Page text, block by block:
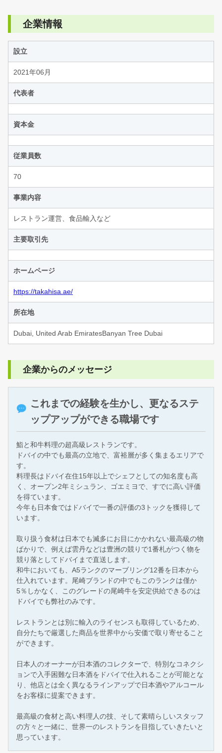
企業情報
設立
2021年06月
代表者
資本金
従業員数
70
事業内容
レストラン運営、食品輸入など
主要取引先
ホームページ
https://takahisa.ae/
所在地
Dubai, United Arab EmiratesBanyan Tree Dubai
企業からのメッセージ
これまでの経験を生かし、更なるステ
ップアップができる職場です
鮨と和牛料理の超高級レストランです。
ドバイの中でも最高の立地で、富裕層が多く集まるエリアで
す。
料理長はドバイ在住15年以上でシェフとしての知名度も高
く、オープン2年ミシュラン、ゴエミヨで、すでに高い評価
を得ています。
今年も日本食ではドバイで一番の評価の3トックを獲得して
います。
取り扱う食材は日本でも滅多にお目にかかれない最高級の物
ばかりで、例えば雲丹などは豊洲の競りで1番札がつく物を
競り落としてドバイまで直送します。
和牛においても、A5ランクのマーブリング12番を日本から
仕入れています。尾崎ブランドの中でもこのランクは僅か
5％しかなく、このグレードの尾崎牛を安定供給できるのは
ドバイでも弊社のみです。
レストランとは別に輸入のライセンスも取得しているため、
自分たちで厳選した商品を世界中から安価で取り寄せること
ができます。
日本人のオーナーが日本酒のコレクターで、特別なコネクシ
ョンで入手困難な日本酒をドバイで仕入れることが可能とな
り、他店とは全く異なるラインアップで日本酒やアルコール
をお客様に提案できます。
最高級の食材と高い料理人の技、そして素晴らしいスタッフ
の方々と一緒に、世界一のレストランを目指していきたいと
思っています。